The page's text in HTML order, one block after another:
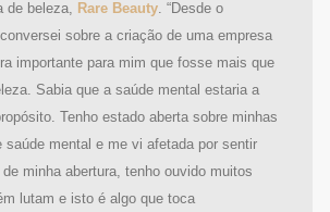
de beleza, Rare Beauty. “Desde o
sobre a criação de uma empresa
importante para mim que fosse mais que
Sabia que a saúde mental estaria a
Tenho estado aberta sobre minhas
saúde mental e me vi afetada por sentir
minha abertura, tenho ouvido muitos
lutam e isto é algo que toca